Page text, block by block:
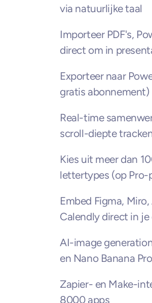
via natuurlijke taal
Importeer PDF's,
direct om in
Exporteer naar
gratis abonnement)
Real-time
scroll-diepte
Kies uit meer dan
lettertypes (op Pro-
Embed Figma,
Calendly direct in je
AI-image
en Nano Banana Pro
Zapier- en Make-
8000 apps